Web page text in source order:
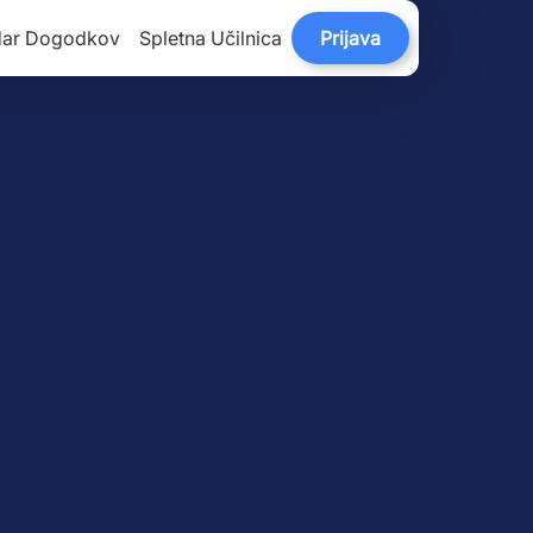
Dogodkov Spletna Učilnica Prijava